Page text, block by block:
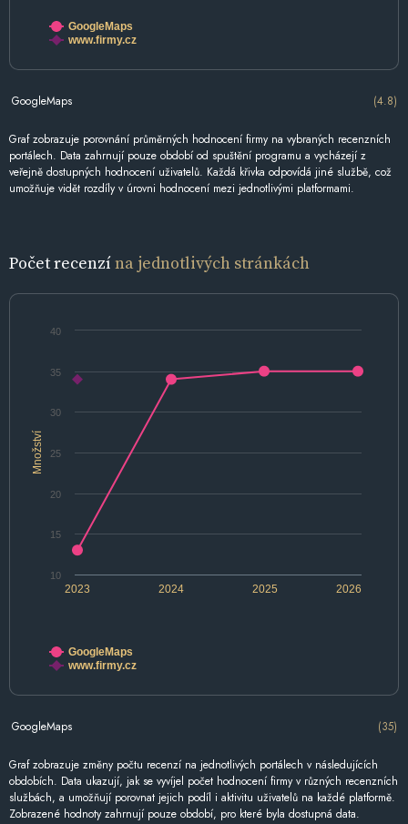
GoogleMaps
www.firmy.cz
GoogleMaps (4.8)
Graf zobrazuje porovnání průměrných hodnocení firmy na vybraných recenzních
portálech. Data zahrnují pouze období od spuštění programu a vycházejí z
veřejně dostupných hodnocení uživatelů. Každá křivka odpovídá jiné službě, což
umožňuje vidět rozdíly v úrovni hodnocení mezi jednotlivými platformami.
Počet recenzína jednotlivých stránkách
Množství
2024 2026
2023 2025
10
15
20
25
30
35
40
GoogleMaps
www.firmy.cz
GoogleMaps (35)
Graf zobrazuje změny počtu recenzí na jednotlivých portálech v následujících
obdobích. Data ukazují, jak se vyvíjel počet hodnocení firmy v různých recenzních
službách, a umožňují porovnat jejich podíl i aktivitu uživatelů na každé platformě.
Zobrazené hodnoty zahrnují pouze období, pro které byla dostupná data.